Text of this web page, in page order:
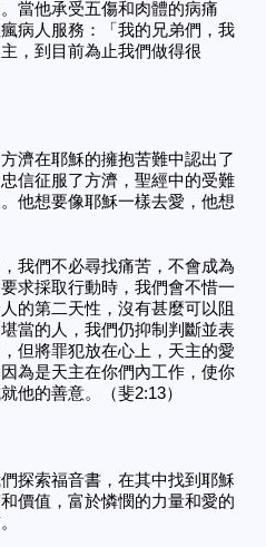
當他承受五傷和肉體的病痛
病人服務：「我的兄弟們，我
，到目前為止我們做得很
濟在耶穌的擁抱苦難中認出了
信征服了方濟，聖經中的受難
他想要像耶穌一樣去愛，他想
我們不必尋找痛苦，不會成為
求採取行動時，我們會不惜一
的第二天性，沒有甚麼可以阻
當的人，我們仍抑制判斷並表
但將罪犯放在心上，天主的愛
為是天主在你們內工作，使你
他的善意。（斐2:13）
探索福音書，在其中找到耶穌
價值，富於憐憫的力量和愛的